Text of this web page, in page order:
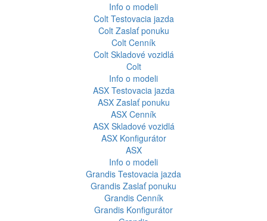
Info o modeli
Colt Testovacia jazda
Colt Zaslať ponuku
Colt Cenník
Colt Skladové vozidlá
Colt
Info o modeli
ASX Testovacia jazda
ASX Zaslať ponuku
ASX Cenník
ASX Skladové vozidlá
ASX Konfigurátor
ASX
Info o modeli
Grandis Testovacia jazda
Grandis Zaslať ponuku
Grandis Cenník
Grandis Konfigurátor